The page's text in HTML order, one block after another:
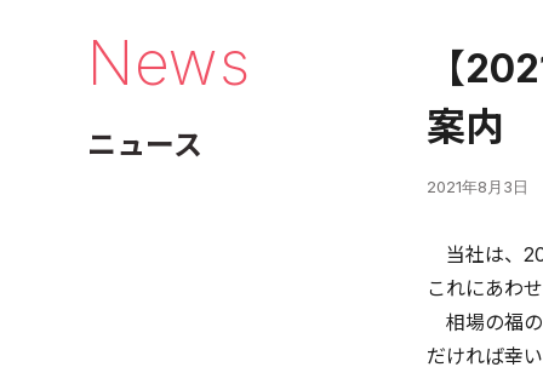
News
ニュース
【
案内
2021年8月3日
当社は、
これにあわ
相場の福の
だければ幸